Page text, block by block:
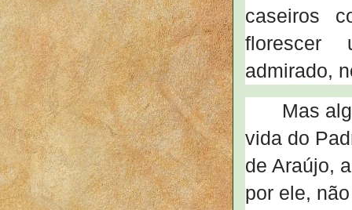
caseiros
florescer
admirado,
Mas
vida do
de Araújo,
por ele,